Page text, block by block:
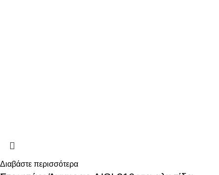
Διαβάστε περισσότερα